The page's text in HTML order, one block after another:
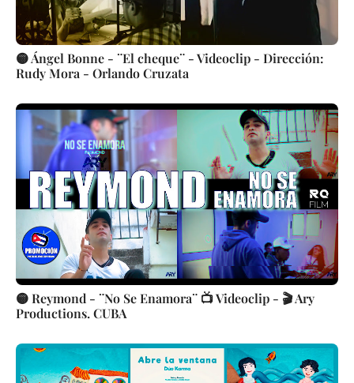
🟡 Ángel Bonne - ¨El cheque¨ - Videoclip - Dirección:
Rudy Mora - Orlando Cruzata
🟡 Reymond - ¨No Se Enamora¨ 📺 Videoclip - 🎬 Ary
Productions. CUBA